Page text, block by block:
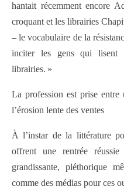
hantait récemment encore
croquant et les librairies
– le vocabulaire de la
inciter les gens qui lisent
librairies. »
La profession est prise
l’érosion lente des ventes
À l’instar de la littérature
offrent une rentrée
grandissante, pléthorique
comme des médias pour ces